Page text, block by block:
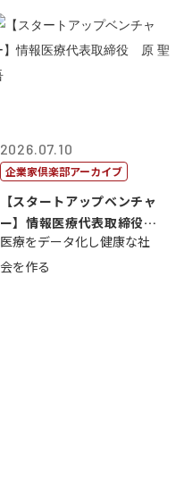
2026.07.10
企業家倶楽部アーカイブ
【スタートアップベンチャ
ー】情報医療代表取締役
原 聖吾
医療をデータ化し健康な社
会を作る